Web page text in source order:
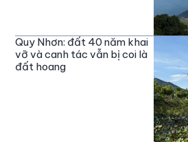
Quy Nhơn: đất 40 năm khai
vỡ và canh tác vẫn bị coi là
đất hoang